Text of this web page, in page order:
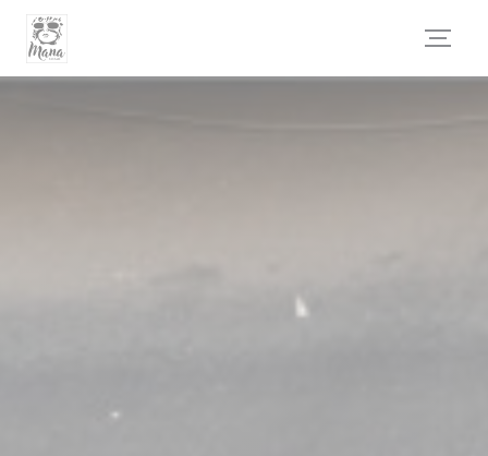
Personalizzazione delle tue scelte sui cookie